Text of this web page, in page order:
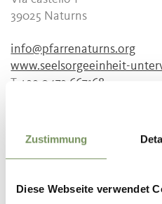
Zustimmung
Diese Webseite verwendet
39025 Naturns
info@pfarrenaturns.org
www.seelsorgeeinheit-
T +39 0473 667168
all-season